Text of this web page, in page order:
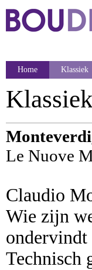
Home Klassiek
Le Nuove
Claudio
Wie zijn
ondervindt
Technisch